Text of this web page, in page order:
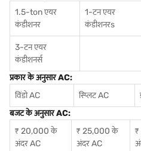
1.5-ton एयर
कंडीशनर
1-टन एयर
कंडीशनरs
3-टन एयर
कंडीशनर्स
प्रकार के अनुसार AC:
विंडो AC
स्प्लिट AC
बजट के अनुसार AC:
₹ 20,000 के
अंदर AC
₹ 25,000 के
अंदर AC